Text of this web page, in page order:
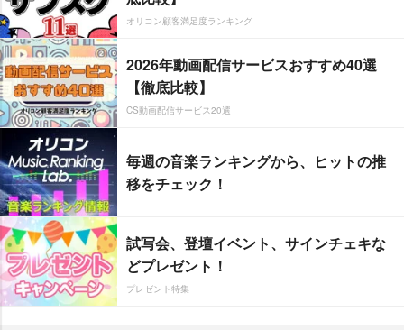
オリコン顧客満足度ランキング
2026年動画配信サービスおすすめ40選
【徹底比較】
CS動画配信サービス20選
毎週の音楽ランキングから、ヒットの推
移をチェック！
試写会、登壇イベント、サインチェキな
どプレゼント！
プレゼント特集